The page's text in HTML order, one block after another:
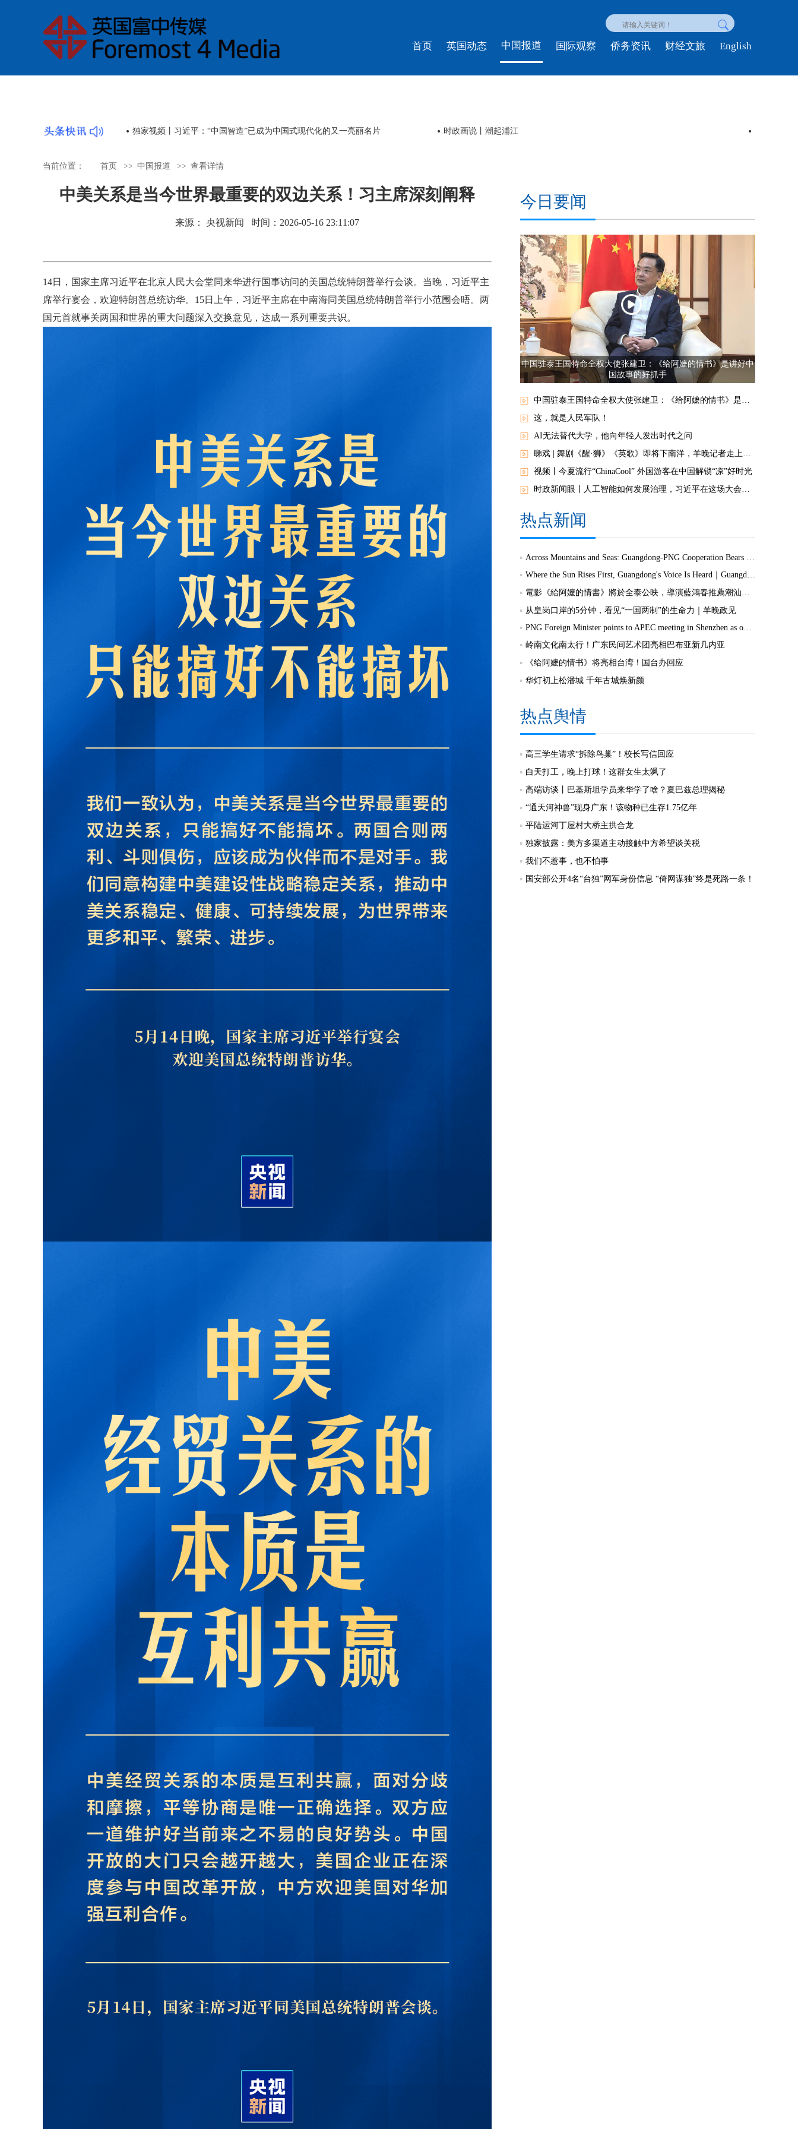
首页 英国动态 中国报道 国际观察 侨务资讯 财经文旅 English
时政画说丨潮起浦江 智观丨三位全球嘉宾，他们眼中的中国AI什么样？ 独家视频丨习近平勉励广大科
当前位置： 首页 >> 中国报道 >> 查看详情
中美关系是当今世界最重要的双边关系！习主席深刻阐释
来源： 央视新闻 时间：2026-05-16 23:11:07
14日，国家主席习近平在北京人民大会堂同来华进行国事访问的美国总统特朗普举行会谈。当晚，习近平主
席举行宴会，欢迎特朗普总统访华。15日上午，习近平主席在中南海同美国总统特朗普举行小范围会晤。两
国元首就事关两国和世界的重大问题深入交换意见，达成一系列重要共识。
今日要闻
中国驻泰王国特命全权大使张建卫：《给阿嬷的情书》是讲好中
国故事的好抓手
中国驻泰王国特命全权大使张建卫：《给阿嬷的情书》是讲好中国故事的好抓手
这，就是人民军队！
AI无法替代大学，他向年轻人发出时代之问
睇戏 | 舞剧《醒·狮》《英歌》即将下南洋，羊晚记者走上舞台体验白金狮头
视频丨今夏流行“ChinaCool” 外国游客在中国解锁“凉”好时光
时政新闻眼丨人工智能如何发展治理，习近平在这场大会上给出“中国答案”
热点新闻
Across Mountains and Seas: Guangdong-PNG Cooperation Bears Fruit
Where the Sun Rises First, Guangdong's Voice Is Heard｜Guangdong media, Samoa MCIT sign deal to bring Canton Today to TV9
電影《給阿嬤的情書》將於全泰公映，導演藍鴻春推薦潮汕美景美食
从皇岗口岸的5分钟，看见“一国两制”的生命力｜羊晚政见
PNG Foreign Minister points to APEC meeting in Shenzhen as opportunity to deepen bilateral ties
岭南文化南太行！广东民间艺术团亮相巴布亚新几内亚
《给阿嬷的情书》将亮相台湾！国台办回应
华灯初上松潘城 千年古城焕新颜
热点舆情
高三学生请求“拆除鸟巢”！校长写信回应
白天打工，晚上打球！这群女生太飒了
高端访谈丨巴基斯坦学员来华学了啥？夏巴兹总理揭秘
“通天河神兽”现身广东！该物种已生存1.75亿年
平陆运河丁屋村大桥主拱合龙
独家披露：美方多渠道主动接触中方希望谈关税
我们不惹事，也不怕事
国安部公开4名“台独”网军身份信息 “倚网谋独”终是死路一条！